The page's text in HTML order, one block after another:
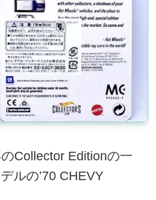
Collector Editionの一
ルの’70 CHEVY